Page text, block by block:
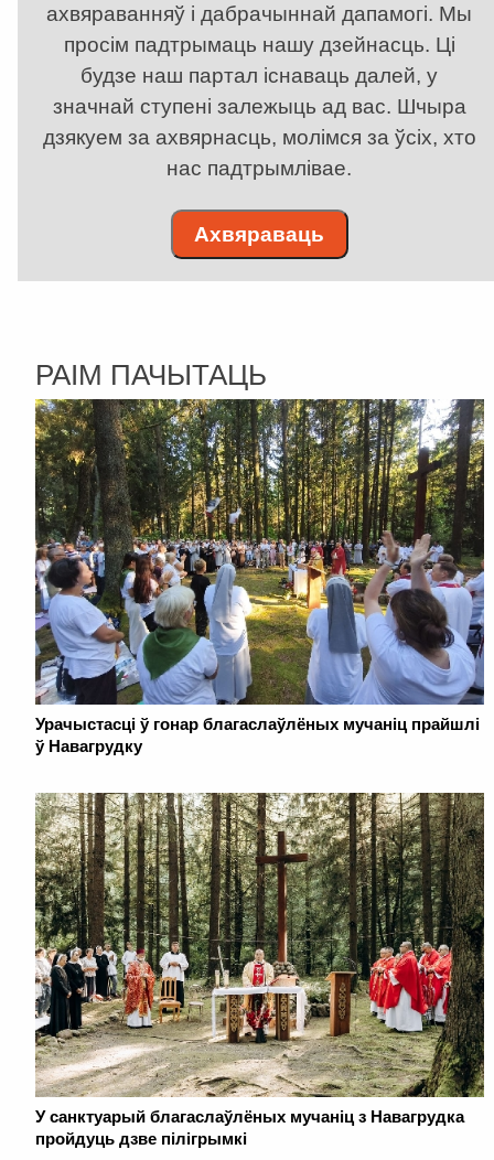
ахвяраванняў і дабрачыннай дапамогі. Мы
просім падтрымаць нашу дзейнасць. Ці
будзе наш партал існаваць далей, у
значнай ступені залежыць ад вас. Шчыра
дзякуем за ахвярнасць, молімся за ўсіх, хто
нас падтрымлівае.
Ахвяраваць
РАІМ ПАЧЫТАЦЬ
Урачыстасці ў гонар благаслаўлёных мучаніц прайшлі
ў Навагрудку
У санктуарый благаслаўлёных мучаніц з Навагрудка
пройдуць дзве пілігрымкі